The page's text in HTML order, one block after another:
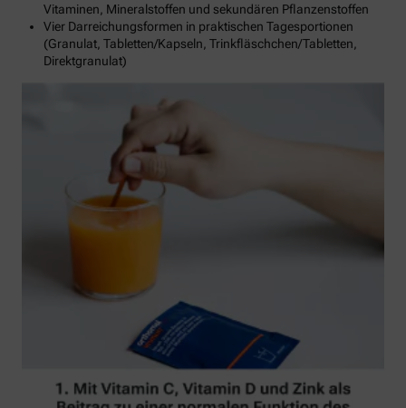
Vitaminen, Mineralstoffen und sekundären Pflanzenstoffen
Vier Darreichungsformen in praktischen Tagesportionen
(Granulat, Tabletten/Kapseln, Trinkfläschchen/Tabletten,
Direktgranulat)